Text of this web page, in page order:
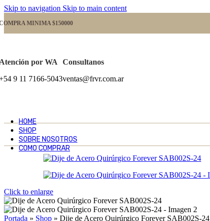
Skip to navigation Skip to main content
MINIMA $150000
por WA
9 11 7166-5043
Consultanos
ventas@frvr.com.ar
HOME
SHOP
SOBRE NOSOTROS
COMO COMPRAR
Click to enlarge
Portada » Shop » Dije de Acero Quirúrgico Forever SAB002S-24